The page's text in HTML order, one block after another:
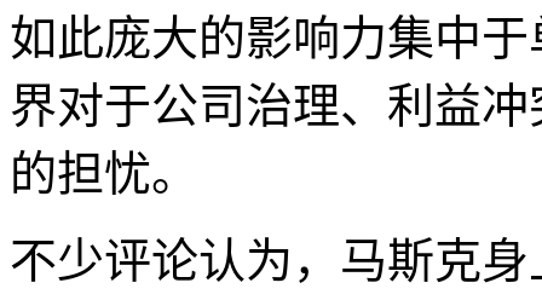
如此庞大的影响力集中
界对于公司治理、利益
的担忧。
不少评论认为，马斯克